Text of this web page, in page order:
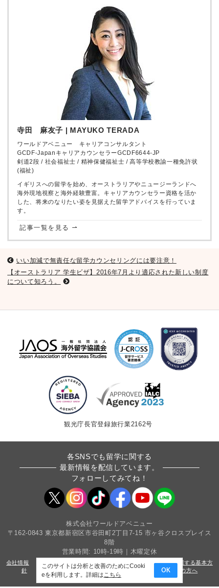
このサイトは分析と改善のためにCooki
eを利用します。詳細はこちら
OK
寺田 麻友子 | MAYUKO TERADA
ワールドアベニュー キャリアコンサルタント
GCDF-JapanキャリアカウンセラーGCDF6644-JP
剣道2段 / 社会福祉士 / 精神保健福祉士 / 高等学校教諭一種免許状
(福祉)
イギリスへの留学を始め、オーストラリアやニュージーランドへ
海外現地視察と海外経験豊富。キャリアカウンセラー資格を活か
した、将来のなりたい姿を見据えた留学アドバイスを行っていま
す。
記事一覧を見る ⇀
いい加減で無責任な留学カウンセリングには要注意！
【オーストラリア 学生ビザ】2016年7月より適応された新しい制度
について知ろう。
観光庁長官登録旅行業2162号
各SNSでも留学に関する
最新情報を配信しています。
フォローしてみてね！
株式会社ワールドアベニュー
〒162-0843 東京都新宿区市谷田町2丁目7-15 市ヶ谷クロスプレイス
8階
営業時間: 10時-19時｜木曜定休
会社情報 採用情報 条件書・約款
カスタマーハラスメントに関する基本方
針
サイトマップ プライバシーポリシー 法人・教育機関の方へ
Copyright(c) World Avenue Co.,Ltd. All Rights Reserved